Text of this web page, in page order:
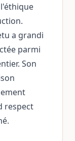
a grandi
parmi
Son
respect